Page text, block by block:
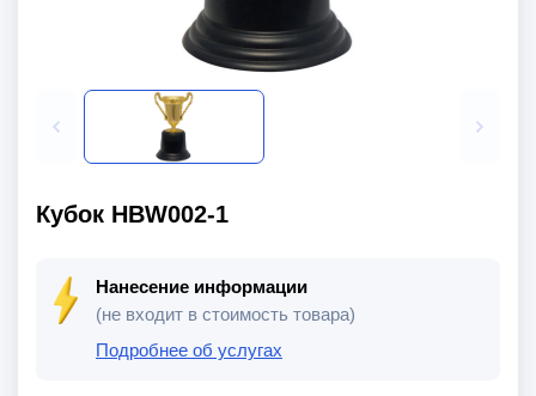
Кубок HBW002-1
Нанесение информации
(не входит в стоимость товара)
Подробнее об услугах